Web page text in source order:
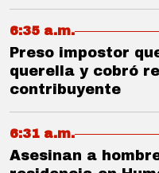
6:35 a.m.
Preso impostor
querella y cobró
contribuyente
6:31 a.m.
Asesinan a